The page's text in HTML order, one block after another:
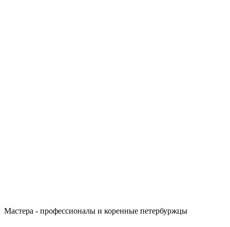
Мастера - профессионалы и коренные петербуржцы